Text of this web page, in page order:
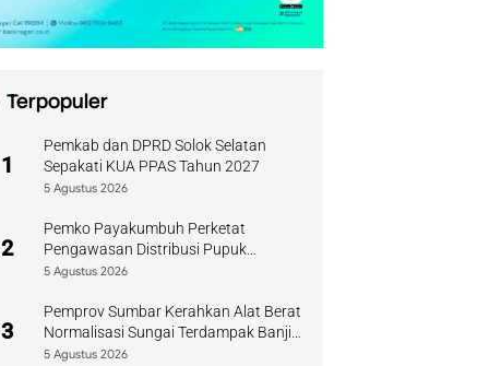
Terpopuler
1
Pemkab dan DPRD Solok Selatan
Sepakati KUA PPAS Tahun 2027
5 Agustus 2026
2
Pemko Payakumbuh Perketat
Pengawasan Distribusi Pupuk
Bersubsidi bagi Petani Lokal
5 Agustus 2026
3
Pemprov Sumbar Kerahkan Alat Berat
Normalisasi Sungai Terdampak Banjir
Kuranji
5 Agustus 2026